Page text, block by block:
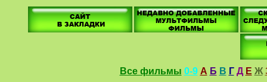
Все фильмы 0-9 А Б В Г Д Е Ж